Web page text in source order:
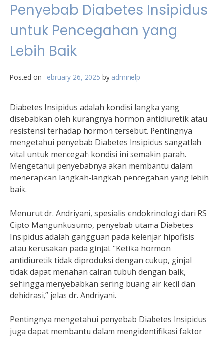
Penyebab Diabetes Insipidus
untuk Pencegahan yang
Lebih Baik
Posted on February 26, 2025 by adminelp
Diabetes Insipidus adalah kondisi langka yang
disebabkan oleh kurangnya hormon antidiuretik atau
resistensi terhadap hormon tersebut. Pentingnya
mengetahui penyebab Diabetes Insipidus sangatlah
vital untuk mencegah kondisi ini semakin parah.
Mengetahui penyebabnya akan membantu dalam
menerapkan langkah-langkah pencegahan yang lebih
baik.
Menurut dr. Andriyani, spesialis endokrinologi dari RS
Cipto Mangunkusumo, penyebab utama Diabetes
Insipidus adalah gangguan pada kelenjar hipofisis
atau kerusakan pada ginjal. “Ketika hormon
antidiuretik tidak diproduksi dengan cukup, ginjal
tidak dapat menahan cairan tubuh dengan baik,
sehingga menyebabkan sering buang air kecil dan
dehidrasi,” jelas dr. Andriyani.
Pentingnya mengetahui penyebab Diabetes Insipidus
juga dapat membantu dalam mengidentifikasi faktor